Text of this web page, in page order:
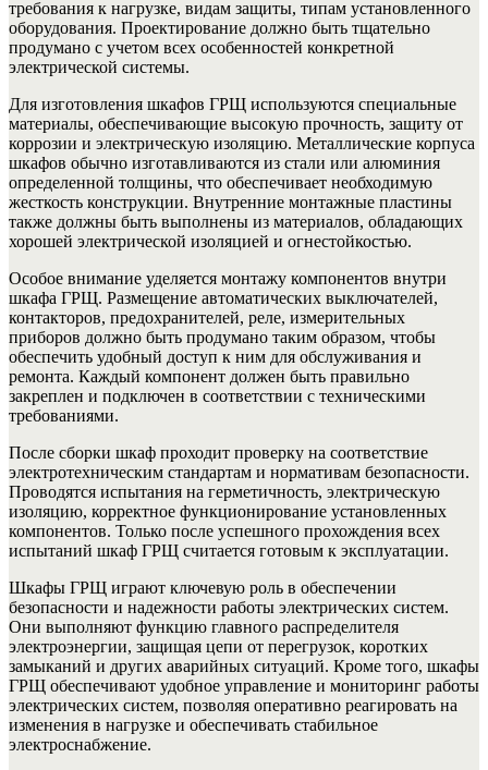
требования к нагрузке, видам защиты, типам установленного
оборудования. Проектирование должно быть тщательно
продумано с учетом всех особенностей конкретной
электрической системы.
Для изготовления шкафов ГРЩ используются специальные
материалы, обеспечивающие высокую прочность, защиту от
коррозии и электрическую изоляцию. Металлические корпуса
шкафов обычно изготавливаются из стали или алюминия
определенной толщины, что обеспечивает необходимую
жесткость конструкции. Внутренние монтажные пластины
также должны быть выполнены из материалов, обладающих
хорошей электрической изоляцией и огнестойкостью.
Особое внимание уделяется монтажу компонентов внутри
шкафа ГРЩ. Размещение автоматических выключателей,
контакторов, предохранителей, реле, измерительных
приборов должно быть продумано таким образом, чтобы
обеспечить удобный доступ к ним для обслуживания и
ремонта. Каждый компонент должен быть правильно
закреплен и подключен в соответствии с техническими
требованиями.
После сборки шкаф проходит проверку на соответствие
электротехническим стандартам и нормативам безопасности.
Проводятся испытания на герметичность, электрическую
изоляцию, корректное функционирование установленных
компонентов. Только после успешного прохождения всех
испытаний шкаф ГРЩ считается готовым к эксплуатации.
Шкафы ГРЩ играют ключевую роль в обеспечении
безопасности и надежности работы электрических систем.
Они выполняют функцию главного распределителя
электроэнергии, защищая цепи от перегрузок, коротких
замыканий и других аварийных ситуаций. Кроме того, шкафы
ГРЩ обеспечивают удобное управление и мониторинг работы
электрических систем, позволяя оперативно реагировать на
изменения в нагрузке и обеспечивать стабильное
электроснабжение.